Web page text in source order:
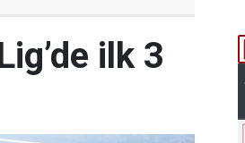
ilk 3